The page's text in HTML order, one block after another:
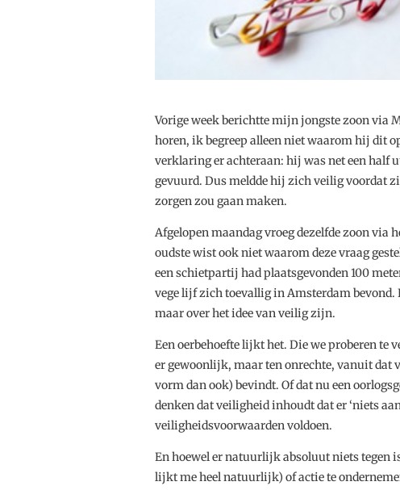
Vorige week berichtte mijn jongste zoon via
horen, ik begreep alleen niet waarom hij dit
verklaring er achteraan: hij was net een half
gevuurd. Dus meldde hij zich veilig voordat
zorgen zou gaan maken.
Afgelopen maandag vroeg dezelfde zoon via
oudste wist ook niet waarom deze vraag
een schietpartij had plaatsgevonden 100
vege lijf zich toevallig in Amsterdam bevond.
maar over het idee van veilig zijn.
Een oerbehoefte lijkt het. Die we proberen te
er gewoonlijk, maar ten onrechte, vanuit dat
vorm dan ook) bevindt. Of dat nu een
denken dat veiligheid inhoudt dat er ‘niets
veiligheidsvoorwaarden voldoen.
En hoewel er natuurlijk absoluut niets tegen
lijkt me heel natuurlijk) of actie te